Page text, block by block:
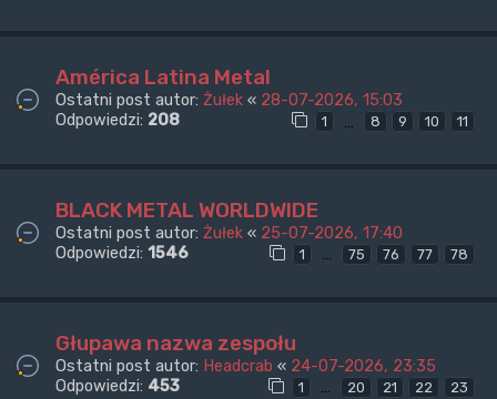
América Latina Metal
Ostatni post autor: Żułek « 28-07-2026, 15:03
Odpowiedzi: 208 1 8 9 10 11
BLACK METAL WORLDWIDE
Ostatni post autor: Żułek « 25-07-2026, 17:40
Odpowiedzi: 1546 1 … 75 76 77 78
Głupawa nazwa zespołu
Ostatni post autor: Headcrab « 24-07-2026, 23:35
Odpowiedzi: 453 1 … 20 21 22 23